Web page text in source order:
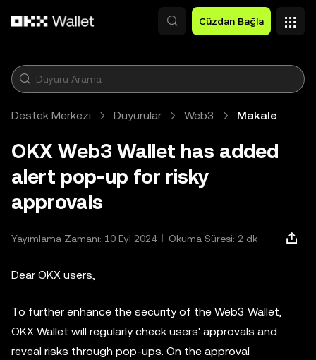
Cüzdan Bağla
Destek Merkezi Duyurular Web3 Makale
OKX Web3 Wallet has added
alert pop-up for risky
approvals
Yayımlama Zamanı: 10 Eyl 2024 Okuma Süresi: 2 dk
Dear OKX users,
To further enhance the security of the Web3 Wallet,
OKX Wallet will regularly check users' approvals and
reveal risks through pop-ups. On the approval